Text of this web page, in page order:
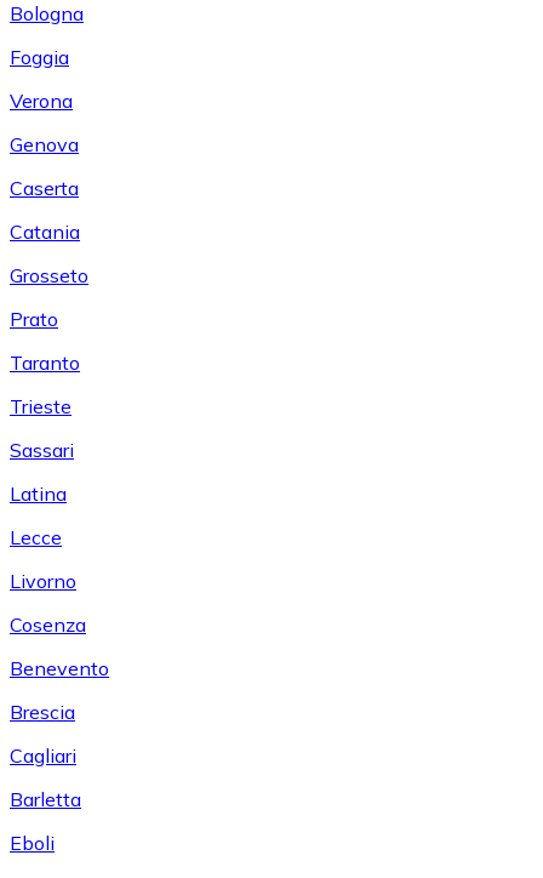
Bologna
Foggia
Verona
Genova
Caserta
Catania
Grosseto
Prato
Taranto
Trieste
Sassari
Latina
Lecce
Livorno
Cosenza
Benevento
Brescia
Cagliari
Barletta
Eboli